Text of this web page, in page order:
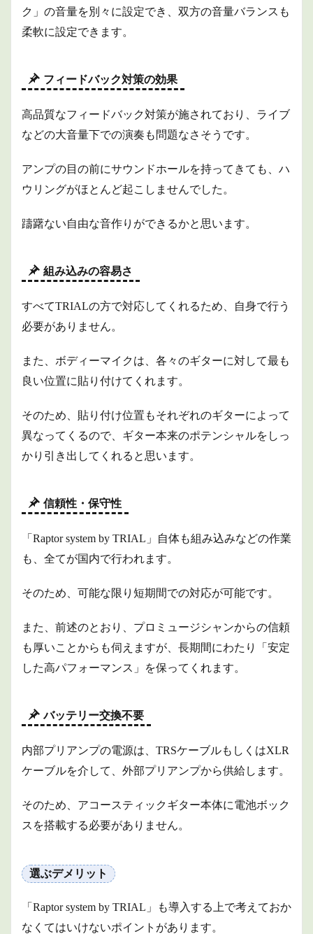
ク」の音量を別々に設定でき、双方の音量バランスも
柔軟に設定できます。
フィードバック対策の効果
高品質なフィードバック対策が施されており、ライブ
などの大音量下での演奏も問題なさそうです。
アンプの目の前にサウンドホールを持ってきても、ハ
ウリングがほとんど起こしませんでした。
躊躇ない自由な音作りができるかと思います。
組み込みの容易さ
すべてTRIALの方で対応してくれるため、自身で行う
必要がありません。
また、ボディーマイクは、各々のギターに対して最も
良い位置に貼り付けてくれます。
そのため、貼り付け位置もそれぞれのギターによって
異なってくるので、ギター本来のポテンシャルをしっ
かり引き出してくれると思います。
信頼性・保守性
「Raptor system by TRIAL」自体も組み込みなどの作業
も、全てが国内で行われます。
そのため、可能な限り短期間での対応が可能です。
また、前述のとおり、プロミュージシャンからの信頼
も厚いことからも伺えますが、長期間にわたり「安定
した高パフォーマンス」を保ってくれます。
バッテリー交換不要
内部プリアンプの電源は、TRSケーブルもしくはXLR
ケーブルを介して、外部プリアンプから供給します。
そのため、アコースティックギター本体に電池ボック
スを搭載する必要がありません。
選ぶデメリット
「Raptor system by TRIAL」も導入する上で考えておか
なくてはいけないポイントがあります。